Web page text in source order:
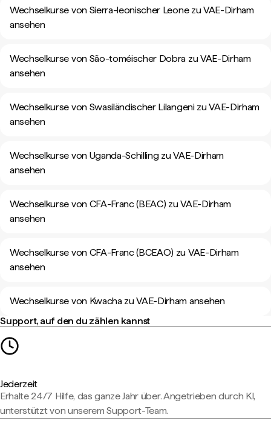
Wechselkurse von Sierra-leonischer Leone zu VAE-Dirham
ansehen
Wechselkurse von São-toméischer Dobra zu VAE-Dirham
ansehen
Wechselkurse von Swasiländischer Lilangeni zu VAE-Dirham
ansehen
Wechselkurse von Uganda-Schilling zu VAE-Dirham
ansehen
Wechselkurse von CFA-Franc (BEAC) zu VAE-Dirham
ansehen
Wechselkurse von CFA-Franc (BCEAO) zu VAE-Dirham
ansehen
Wechselkurse von Kwacha zu VAE-Dirham ansehen
Support, auf den du zählen kannst
Jederzeit
Erhalte 24/7 Hilfe, das ganze Jahr über. Angetrieben durch KI,
unterstützt von unserem Support-Team.